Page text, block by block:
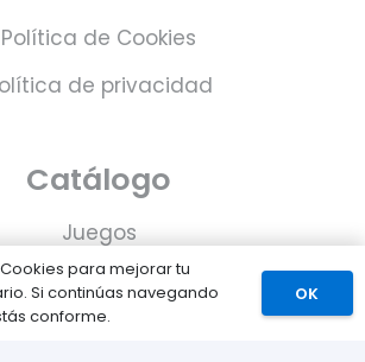
Política de Cookies
de privacidad
Catálogo
Juegos
Consolas
para tu PS5
para mejorar tu
Si continúas navegando
conforme.
OK